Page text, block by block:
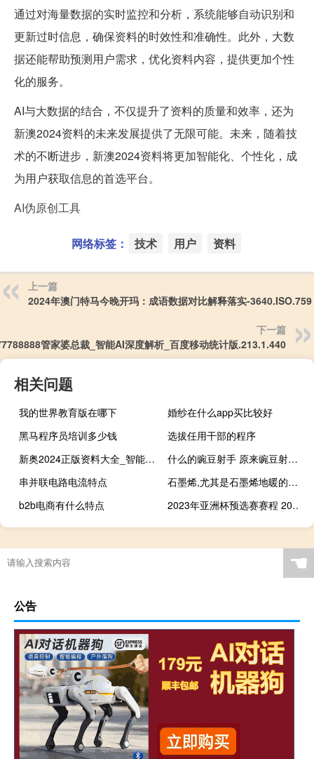
通过对海量数据的实时监控和分析，系统能够自动识别和
更新过时信息，确保资料的时效性和准确性。此外，大数
据还能帮助预测用户需求，优化资料内容，提供更加个性
化的服务。
AI与大数据的结合，不仅提升了资料的质量和效率，还为
新澳2024资料的未来发展提供了无限可能。未来，随着技
术的不断进步，新澳2024资料将更加智能化、个性化，成
为用户获取信息的首选平台。
AI伪原创工具
网络标签： 技术 用户 资料
上一篇
2024年澳门特马今晚开玛：成语数据对比解释落实-3640.ISO.759
下一篇
管家婆总裁_智能AI深度解析_百度移动统计版.213.1.440
相关问题
我的世界教育版在哪下
婚纱在什么app买比较好
黑马程序员培训多少钱
选拔任用干部的程序
新奥2024正版资料大全_智能AI深度解析_AI助手版g12.64.126
什么的豌豆射手 原来豌豆射手真的存在
串并联电路电流特点
石墨烯,尤其是石墨烯地暖的未来前景怎么样 石墨烯地暖真实情况
b2b电商有什么特点
2023年亚洲杯预选赛赛程 2019年亚洲杯赛程表
☚
公告